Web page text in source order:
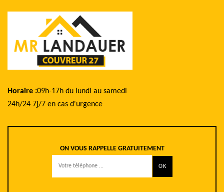
Horaire :09h-17h du lundi au samedi
24h/24 7j/7 en cas d'urgence
ON VOUS RAPPELLE GRATUITEMENT